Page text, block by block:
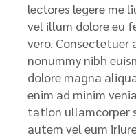
lectores legere me
vel illum dolore eu
vero. Consectetuer
nonummy nibh
dolore magna
enim ad minim
tation ullamcorper
autem vel eum